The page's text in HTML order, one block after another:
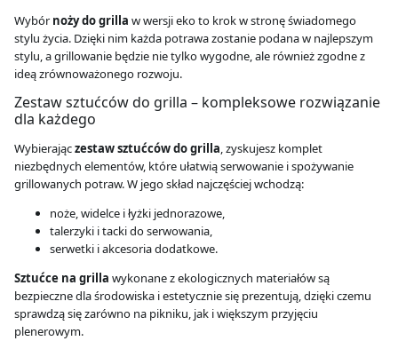
Wybór noży do grilla w wersji eko to krok w stronę świadomego
stylu życia. Dzięki nim każda potrawa zostanie podana w najlepszym
stylu, a grillowanie będzie nie tylko wygodne, ale również zgodne z
ideą zrównoważonego rozwoju.
Zestaw sztućców do grilla – kompleksowe rozwiązanie
dla każdego
Wybierajączestaw sztućców do grilla, zyskujesz komplet
niezbędnych elementów, które ułatwią serwowanie i spożywanie
grillowanych potraw. W jego skład najczęściej wchodzą:
noże, widelce i łyżki jednorazowe,
talerzyki i tacki do serwowania,
serwetki i akcesoria dodatkowe.
Sztućce na grilla wykonane z ekologicznych materiałów są
bezpieczne dla środowiska i estetycznie się prezentują, dzięki czemu
sprawdzą się zarówno na pikniku, jak i większym przyjęciu
plenerowym.